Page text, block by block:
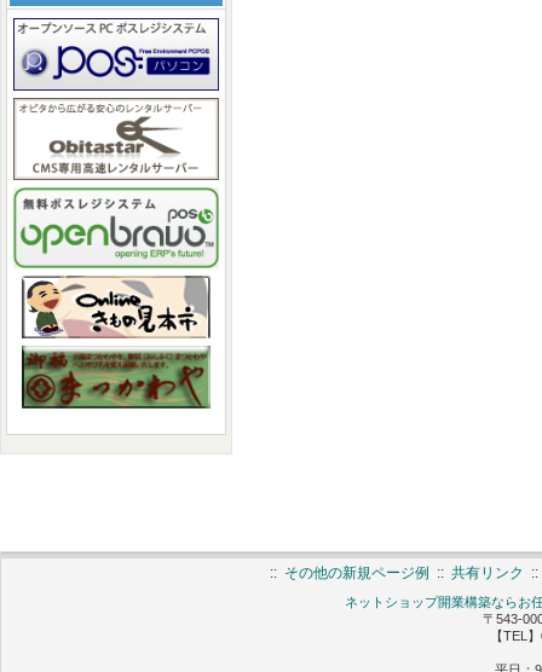
:: その他の新規ページ例 :: 共有リンク
ネットショップ開業構築ならお
〒543-
【TEL